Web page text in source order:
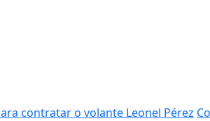
contratar o volante Leonel Pérez